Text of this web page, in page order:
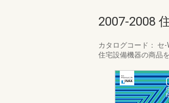
2007-2008
カタログコード： セ-
住宅設備機器の商品